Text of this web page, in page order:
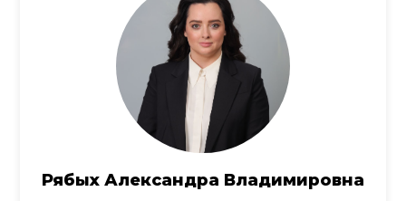
Рябых Александра Владимировна